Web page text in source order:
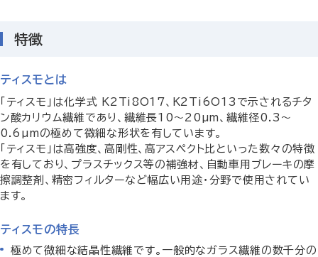
特徴
ティスモとは
「ティスモ」は化学式 K2Ti8O17、K2Ti6O13で示されるチタ
ン酸カリウム繊維であり、繊維長10～20µm、繊維径0.3～
0.6µmの極めて微細な形状を有しています。
「ティスモ」は高強度、高剛性、高アスペクト比といった数々の特徴
を有しており、プラスチックス等の補強材、自動車用ブレーキの摩
擦調整剤、精密フィルターなど幅広い用途・分野で使用されてい
ます。
ティスモの特長
極めて微細な結晶性繊維です。一般的なガラス繊維の数千分の